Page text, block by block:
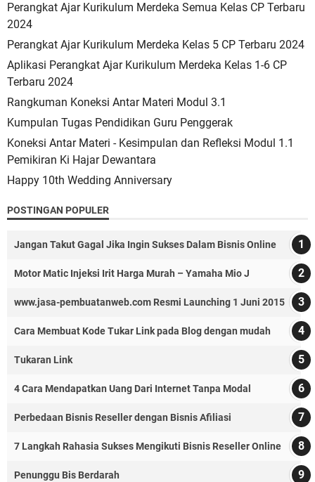
Perangkat Ajar Kurikulum Merdeka Semua Kelas CP Terbaru
2024
Perangkat Ajar Kurikulum Merdeka Kelas 5 CP Terbaru 2024
Aplikasi Perangkat Ajar Kurikulum Merdeka Kelas 1-6 CP
Terbaru 2024
Rangkuman Koneksi Antar Materi Modul 3.1
Kumpulan Tugas Pendidikan Guru Penggerak
Koneksi Antar Materi - Kesimpulan dan Refleksi Modul 1.1
Pemikiran Ki Hajar Dewantara
Happy 10th Wedding Anniversary
POSTINGAN POPULER
Jangan Takut Gagal Jika Ingin Sukses Dalam Bisnis Online
Motor Matic Injeksi Irit Harga Murah – Yamaha Mio J
www.jasa-pembuatanweb.com Resmi Launching 1 Juni 2015
Cara Membuat Kode Tukar Link pada Blog dengan mudah
Tukaran Link
4 Cara Mendapatkan Uang Dari Internet Tanpa Modal
Perbedaan Bisnis Reseller dengan Bisnis Afiliasi
7 Langkah Rahasia Sukses Mengikuti Bisnis Reseller Online
Penunggu Bis Berdarah